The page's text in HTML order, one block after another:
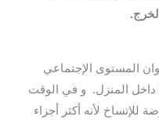
.
المستوى الإجتماعي
داخل المنزل. و في الوقت
للإتساخ لأنه أكثر أجزاء